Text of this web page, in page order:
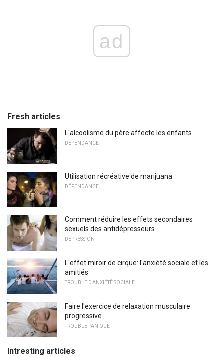
ad
Fresh articles
L'alcoolisme du père affecte les enfants
DÉPENDANCE
Utilisation récréative de marijuana
DÉPENDANCE
Comment réduire les effets secondaires
sexuels des antidépresseurs
DÉPRESSION
L'effet miroir de cirque: l'anxiété sociale et les
amitiés
TROUBLE D'ANXIÉTÉ SOCIALE
Faire l'exercice de relaxation musculaire
progressive
TROUBLE PANIQUE
Intresting articles